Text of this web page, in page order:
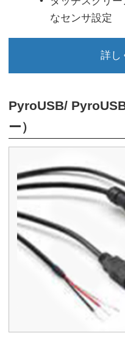
なセンサ設定
詳し
PyroUSB/
ー）